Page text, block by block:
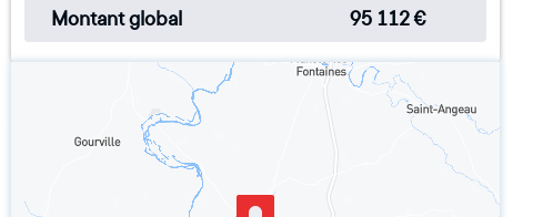
Montant global 95 112€